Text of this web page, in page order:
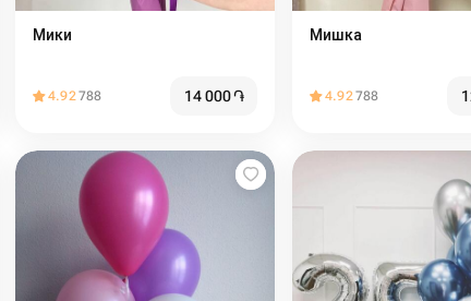
Мики
4.92788 14 000֏
Мишка
4.92788